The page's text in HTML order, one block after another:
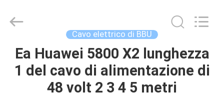
CASA
PRODOTTI
fornitore.
Copyright
opticcables.com.
Cavo elettrico di BBU
Ea Huawei 5800 X2 lunghezza
1 del cavo di alimentazione di
48 volt 2 3 4 5 metri